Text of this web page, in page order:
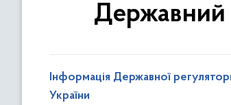
Державний
Інформація Державної
України